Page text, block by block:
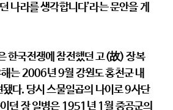
나라를 생각합니다’라는 문안을 게
한국전쟁에 참전했던 고(故) 장복
는 2006년 9월 강원도 홍천군 내
다. 당시 스물일곱의 나이로 9사단
던 장 일병은 1951년 1월 중공군의